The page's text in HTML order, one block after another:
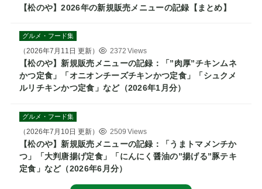
【松のや】2026年の新規販売メニューの記録【まとめ】
グルメ・フード集
（2026年7月11日 更新） 2372 Views
【松のや】新規販売メニューの記録：「”肉厚”チキンムネ
かつ定食」「オニオンチーズチキンかつ定食」「シュクメ
ルリチキンかつ定食」など（2026年1月分）
グルメ・フード集
（2026年7月10日 更新） 2509 Views
【松のや】新規販売メニューの記録：「うまトマメンチか
つ」「大判唐揚げ定食」「にんにく醤油の”揚げる”豚テキ
定食」など（2026年6月分）